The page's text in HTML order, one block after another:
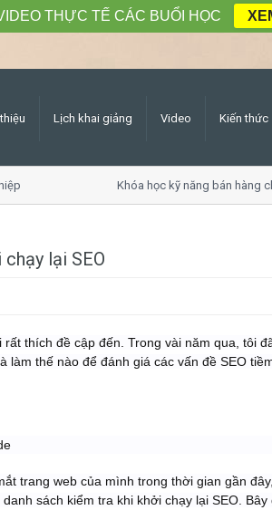
Lịch khai giảng Video Kiến thức
Khóa học kỹ năng bán hàng
lại SEO
thích đề cập đến. Trong vài năm qua, tôi
thế nào để đánh giá các vấn đề SEO
​
trang web của mình trong thời gian gần
sách kiểm tra khi khởi chạy lại SEO. Bây
THỰC TẾ CÁC BUỔI HỌC